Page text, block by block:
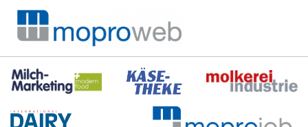
Zum
Inhalt
springen